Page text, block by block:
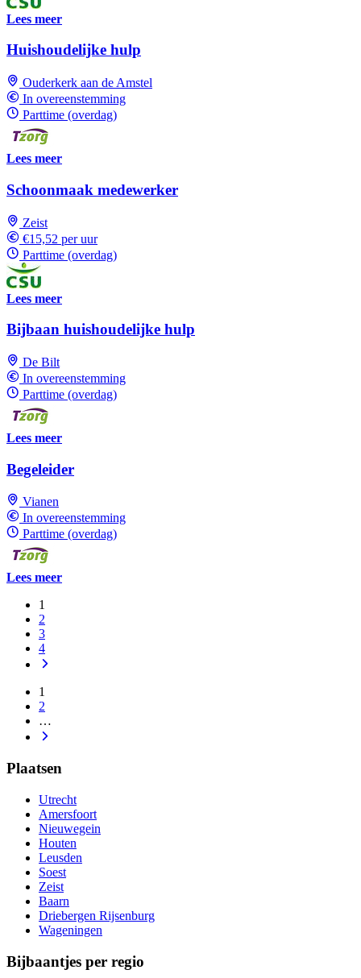
Lees meer
Huishoudelijke hulp
Ouderkerk aan de Amstel
In overeenstemming
Parttime (overdag)
Lees meer
Schoonmaak medewerker
Zeist
€15,52 per uur
Parttime (overdag)
Lees meer
Bijbaan huishoudelijke hulp
De Bilt
In overeenstemming
Parttime (overdag)
Lees meer
Begeleider
Vianen
In overeenstemming
Parttime (overdag)
Lees meer
1
2
3
4
1
2
…
Plaatsen
Utrecht
Amersfoort
Nieuwegein
Houten
Leusden
Soest
Zeist
Baarn
Driebergen Rijsenburg
Wageningen
Bijbaantjes per regio